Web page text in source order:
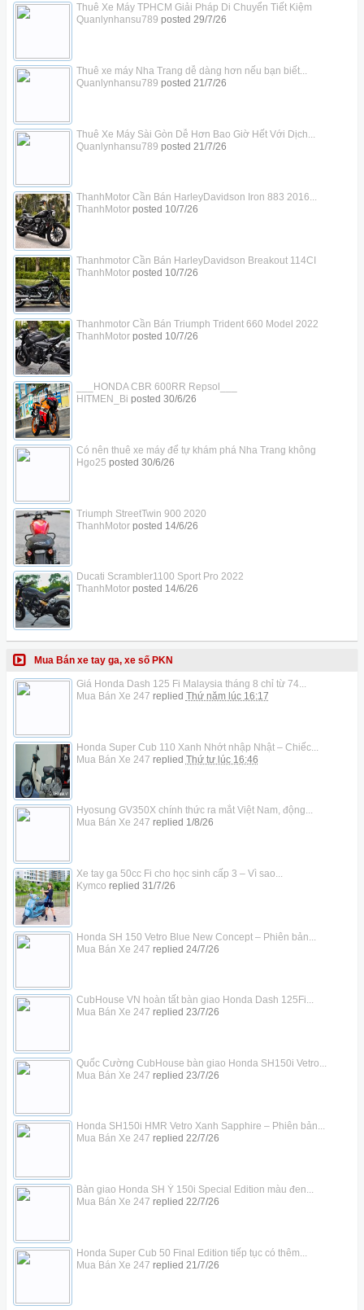
Thuê Xe Máy TPHCM Giải Pháp Di Chuyển Tiết Kiệm
Quanlynhansu789 posted 29/7/26
Thuê xe máy Nha Trang dễ dàng hơn nếu bạn biết...
Quanlynhansu789 posted 21/7/26
Thuê Xe Máy Sài Gòn Dễ Hơn Bao Giờ Hết Với Dịch...
Quanlynhansu789 posted 21/7/26
ThanhMotor Cần Bán HarleyDavidson Iron 883 2016...
ThanhMotorposted 10/7/26
Thanhmotor Cần Bán HarleyDavidson Breakout 114CI
ThanhMotorposted 10/7/26
Thanhmotor Cần Bán Triumph Trident 660 Model 2022
ThanhMotorposted 10/7/26
___HONDA CBR 600RR Repsol___
HITMEN_Bi posted 30/6/26
Có nên thuê xe máy để tự khám phá Nha Trang không
Hgo25 posted 30/6/26
Triumph StreetTwin 900 2020
ThanhMotorposted 14/6/26
Ducati Scrambler1100 Sport Pro 2022
ThanhMotorposted 14/6/26
Mua Bán xe tay ga, xe số PKN
Giá Honda Dash 125 Fi Malaysia tháng 8 chỉ từ 74...
Mua Bán Xe 247 replied Thứ năm lúc 16:17
Honda Super Cub 110 Xanh Nhớt nhập Nhật – Chiếc...
Mua Bán Xe 247 replied Thứ tư lúc 16:46
Hyosung GV350X chính thức ra mắt Việt Nam, động...
Mua Bán Xe 247 replied 1/8/26
Xe tay ga 50cc Fi cho học sinh cấp 3 – Vì sao...
Kymco replied 31/7/26
Honda SH 150 Vetro Blue New Concept – Phiên bản...
Mua Bán Xe 247 replied 24/7/26
CubHouse VN hoàn tất bàn giao Honda Dash 125Fi...
Mua Bán Xe 247 replied 23/7/26
Quốc Cường CubHouse bàn giao Honda SH150i Vetro...
Mua Bán Xe 247 replied 23/7/26
Honda SH150i HMR Vetro Xanh Sapphire – Phiên bản...
Mua Bán Xe 247 replied 22/7/26
Bàn giao Honda SH Ý 150i Special Edition màu đen...
Mua Bán Xe 247 replied 22/7/26
Honda Super Cub 50 Final Edition tiếp tục có thêm...
Mua Bán Xe 247 replied 21/7/26